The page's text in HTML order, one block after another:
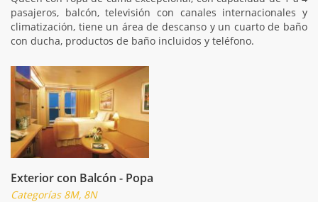
pasajeros, balcón, televisión con canales internacionales y
climatización, tiene un área de descanso y un cuarto de baño
con ducha, productos de baño incluidos y teléfono.
Exterior con Balcón - Popa
Categorías 8M, 8N